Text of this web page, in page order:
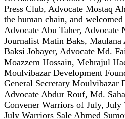
Press Club, Advocate Mostaq
the human chain, and
Advocate Abu Taher, Advocate
Journalist Matin Baks,
Baksi Jobayer, Advocate Md.
Moazzem Hossain, Mehrajul
Moulvibazar Development
General Secretary Moulvibazar
Advocate Abdur Rouf, Md.
Convener Warriors of July,
July Warriors Sale Ahmed